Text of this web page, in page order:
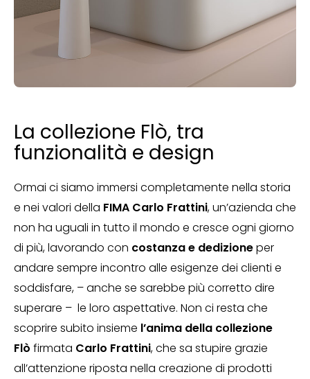
La collezione Flò, tra
funzionalità e design
Ormai ci siamo immersi completamente nella storia
e nei valori della FIMA Carlo Frattini, un’azienda che
non ha uguali in tutto il mondo e cresce ogni giorno
di più, lavorando con costanza e dedizioneper
andare sempre incontro alle esigenze dei clienti e
soddisfare, – anche se sarebbe più corretto dire
superare – le loro aspettative. Non ci resta che
scoprire subito insieme l’anima della collezione
Flò firmata Carlo Frattini, che sa stupire grazie
all’attenzione riposta nella creazione di prodotti